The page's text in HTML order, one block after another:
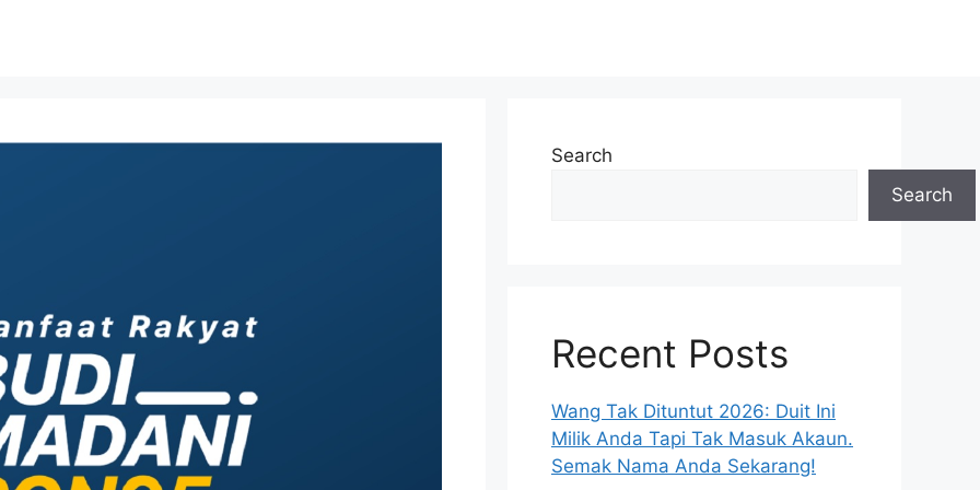
Search
Search
Recent Posts
Wang Tak Dituntut 2026: Duit Ini
Milik Anda Tapi Tak Masuk Akaun.
Semak Nama Anda Sekarang!